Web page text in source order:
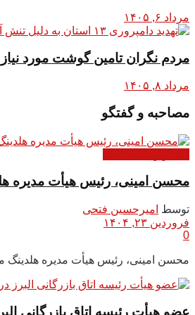
مرداد ۶, ۱۴۰۵
مردم نگران تامین گوشت مورد نیاز نباشند/صادرات ۱۰ هزار تن
مرداد ۸, ۱۴۰۵
مصاحبه و گفتگو
محسن امینی، رئیس هیأت مدیره
توسط امیرحسین فتحی
فروردین ۲۳, ۱۴۰۴
0
محسن امینی، رئیس هیأت مدیره هلدینگ
عضو هیأت رئیسه اتاق بازرگانی